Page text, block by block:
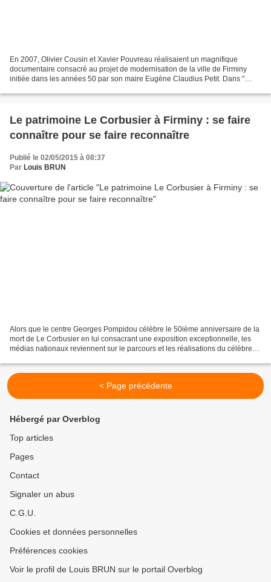
En 2007, Olivier Cousin et Xavier Pouvreau réalisaient un magnifique
documentaire consacré au projet de modernisation de la ville de Firminy
initiée dans les années 50 par son maire Eugène Claudius Petit. Dans "
Le patrimoine Le Corbusier à Firminy : se faire
connaître pour se faire reconnaître
Publié le 02/05/2015 à 08:37
Par Louis BRUN
Alors que le centre Georges Pompidou célèbre le 50ième anniversaire de la
mort de Le Corbusier en lui consacrant une exposition exceptionnelle, les
médias nationaux reviennent sur le parcours et les réalisations du célèbre
< Page précédente
Hébergé par Overblog
Top articles
Pages
Contact
Signaler un abus
C.G.U.
Cookies et données personnelles
Préférences cookies
Voir le profil de Louis BRUN sur le portail Overblog